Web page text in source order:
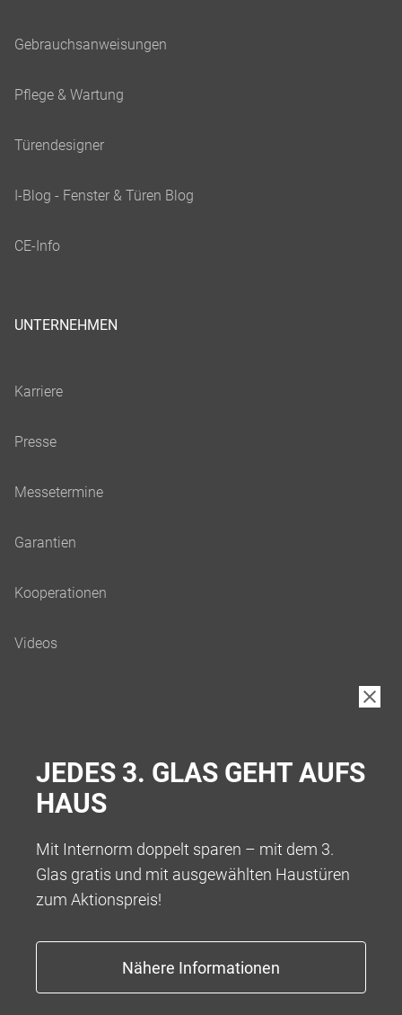
UNTERNEHMEN
JEDES 3. GLAS GEHT AUFS
HAUS
Mit Internorm doppelt sparen – mit dem 3.
Glas gratis und mit ausgewählten Haustüren
zum Aktionspreis!